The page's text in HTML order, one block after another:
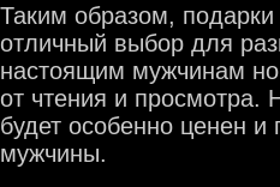
Таким образом,
отличный выбор для
настоящим мужчинам
от чтения и просмотра.
будет особенно ценен
мужчины.